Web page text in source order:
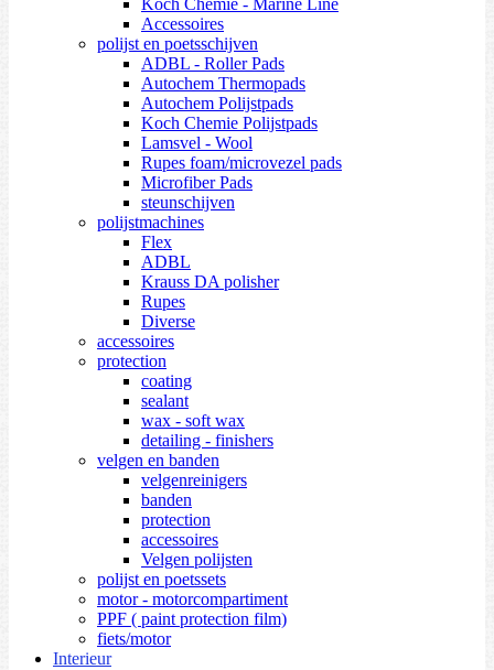
Koch Chemie - Marine Line
Accessoires
polijst en poetsschijven
ADBL - Roller Pads
Autochem Thermopads
Autochem Polijstpads
Koch Chemie Polijstpads
Lamsvel - Wool
Rupes foam/microvezel pads
Microfiber Pads
steunschijven
polijstmachines
Flex
ADBL
Krauss DA polisher
Rupes
Diverse
accessoires
protection
coating
sealant
wax - soft wax
detailing - finishers
velgen en banden
velgenreinigers
banden
protection
accessoires
Velgen polijsten
polijst en poetssets
motor - motorcompartiment
PPF ( paint protection film)
fiets/motor
Interieur